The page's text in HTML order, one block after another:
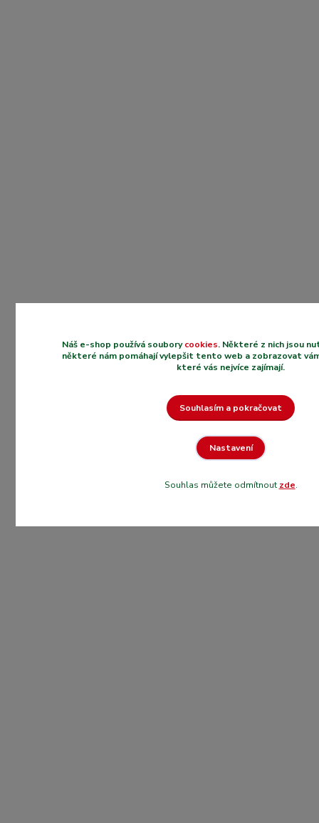
Náš e-shop používá souborycookies. Některé z nich jsou
některé nám pomáhají vylepšit tento web a zobrazovat
které vás nejvíce zajímají.
Nastavení
Souhlasím a pokračovat
Souhlas můžete odmítnout zde.